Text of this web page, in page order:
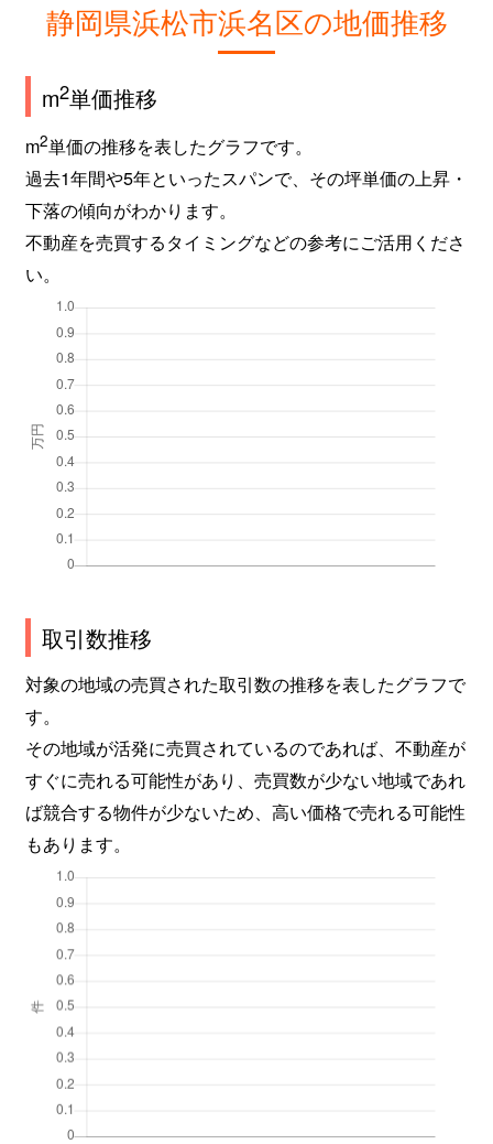
静岡県浜松市浜名区の地価推移
m2単価推移
m2単価の推移を表したグラフです。
過去1年間や5年といったスパンで、その坪単価の上昇・
下落の傾向がわかります。
不動産を売買するタイミングなどの参考にご活用くださ
い。
取引数推移
対象の地域の売買された取引数の推移を表したグラフで
す。
その地域が活発に売買されているのであれば、不動産が
すぐに売れる可能性があり、売買数が少ない地域であれ
ば競合する物件が少ないため、高い価格で売れる可能性
もあります。